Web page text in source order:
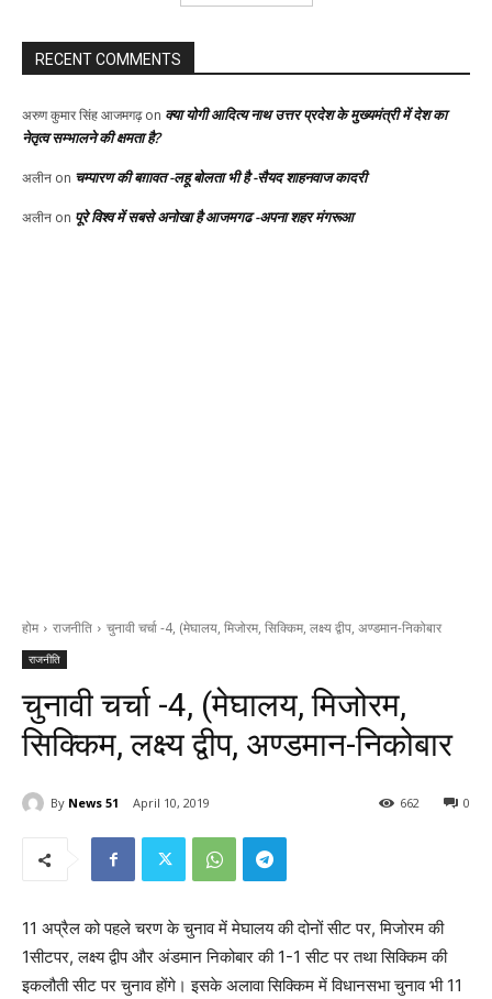
RECENT COMMENTS
अरुण कुमार सिंह आजमगढ़on क्या योगी आदित्य नाथ उत्तर प्रदेश के मुख्यमंत्री में देश का
नेतृत्व सम्भालने की क्षमता है?
अलीन on चम्पारण की बग़ावत -लहू बोलता भी है -सैयद शाहनवाज कादरी
अलीन on पूरे विश्व में सबसे अनोखा है आजमगढ -अपना शहर मंगरूआ